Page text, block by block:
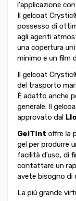
l'applicazione
Il gelcoat
possesso di
agli agenti
una copertura
minimo e un film
Il gelcoat
del trasporto
È adatto anche
generale. Il
approvato dal
GelTint offre la
gel per produrre
facilità d'uso, di
contattare un
avete bisogno di
La più grande